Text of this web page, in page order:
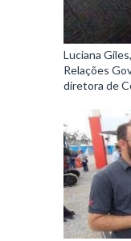
Luciana
Relações
diretora de